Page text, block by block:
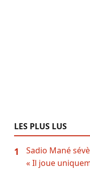
LES PLUS LUS
1
Sadio Mané
« Il joue